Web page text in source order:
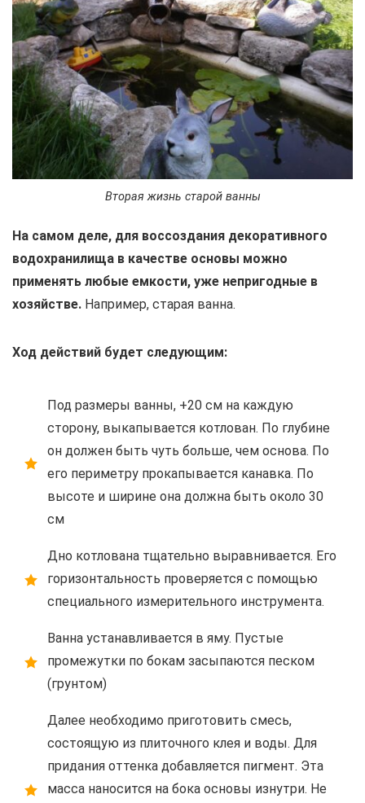
Вторая жизнь старой ванны
На самом деле, для воссоздания декоративного
водохранилища в качестве основы можно
применять любые емкости, уже непригодные в
хозяйстве. Например, старая ванна.
Ход действий будет следующим:
Под размеры ванны, +20 см на каждую
сторону, выкапывается котлован. По глубине
он должен быть чуть больше, чем основа. По
его периметру прокапывается канавка. По
высоте и ширине она должна быть около 30
см
Дно котлована тщательно выравнивается. Его
горизонтальность проверяется с помощью
специального измерительного инструмента.
Ванна устанавливается в яму. Пустые
промежутки по бокам засыпаются песком
(грунтом)
Далее необходимо приготовить смесь,
состоящую из плиточного клея и воды. Для
придания оттенка добавляется пигмент. Эта
масса наносится на бока основы изнутри. Не